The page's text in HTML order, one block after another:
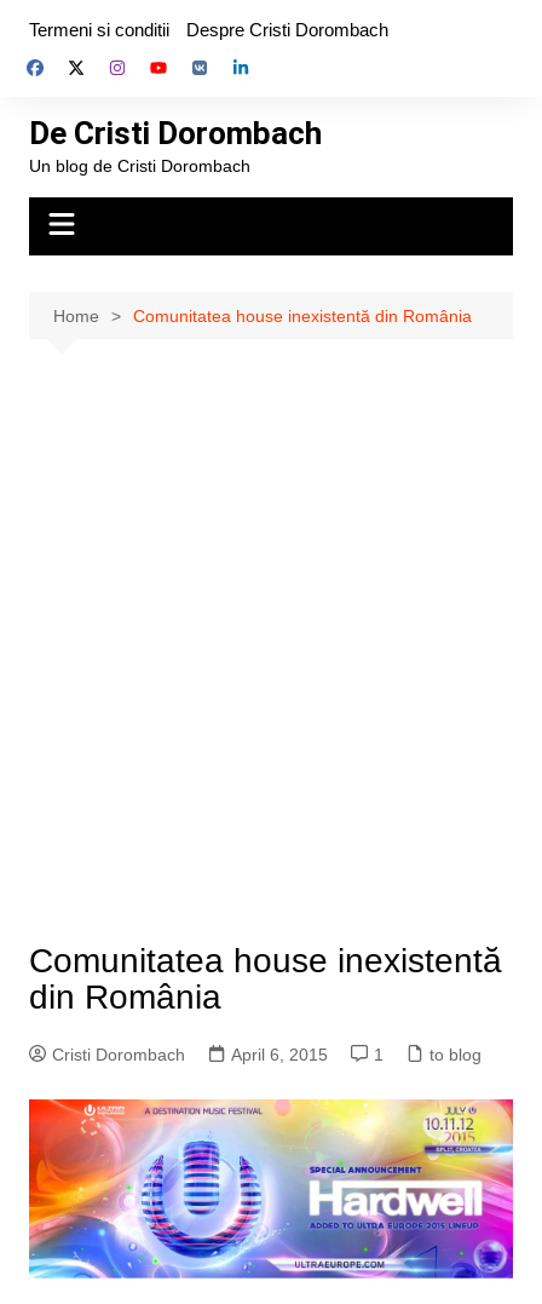
content
Termeni si conditii Despre Cristi Dorombach
De Cristi Dorombach
Un blog de Cristi Dorombach
Home Comunitatea house inexistentă din România
Comunitatea house inexistentă
din România
Cristi Dorombach April 6, 2015 1 to blog